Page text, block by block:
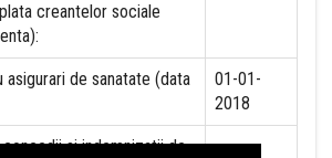
creantelor sociale
asigurari de sanatate (data
01-01-
2018
si indemnizatii de